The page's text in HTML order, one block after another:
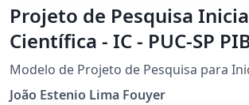
Projeto de Pesquisa
Científica - IC - PUC-SP
Modelo de Projeto de Pesquisa para
João Estenio Lima Fouyer